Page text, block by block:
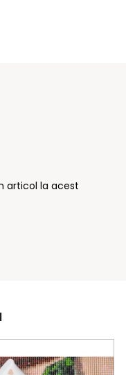
articol la acest